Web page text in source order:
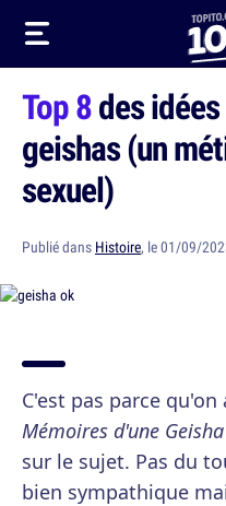
Top 8des
geishas (un
sexuel)
Publié dans Histoire, le 01/09/
C'est pas parce
Mémoires d'une Geisha
sur le sujet. Pas du
bien sympathique